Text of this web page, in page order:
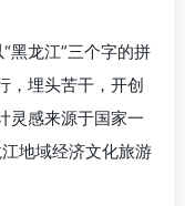
龙江”三个字的拼
，埋头苦干，开创
灵感来源于国家一
地域经济文化旅游